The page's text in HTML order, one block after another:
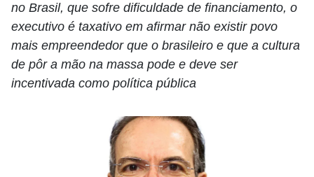
no Brasil, que sofre dificuldade de financiamento, o
executivo é taxativo em afirmar não existir povo
mais empreendedor que o brasileiro e que a cultura
de pôr a mão na massa pode e deve ser
incentivada como política pública